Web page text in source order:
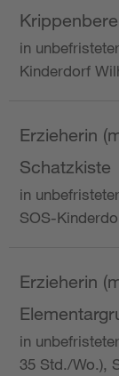
in
Kinderdorf
Erzieherin
Schatzkiste
in
SOS-
Erzieherin
in
35 Std./Wo.),